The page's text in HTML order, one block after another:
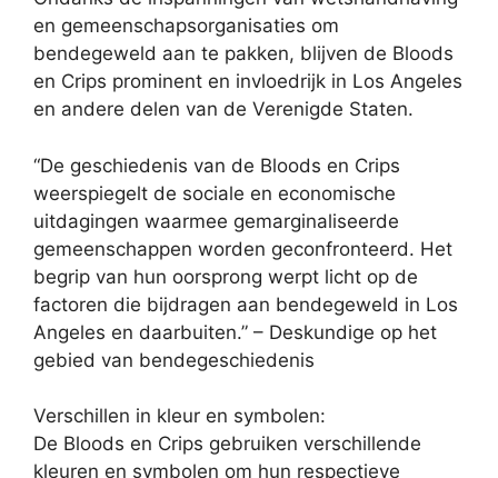
en gemeenschapsorganisaties om
bendegeweld aan te pakken, blijven de Bloods
en Crips prominent en invloedrijk in Los Angeles
en andere delen van de Verenigde Staten.
“De geschiedenis van de Bloods en Crips
weerspiegelt de sociale en economische
uitdagingen waarmee gemarginaliseerde
gemeenschappen worden geconfronteerd. Het
begrip van hun oorsprong werpt licht op de
factoren die bijdragen aan bendegeweld in Los
Angeles en daarbuiten.” – Deskundige op het
gebied van bendegeschiedenis
Verschillen in kleur en symbolen:
De Bloods en Crips gebruiken verschillende
kleuren en symbolen om hun respectieve